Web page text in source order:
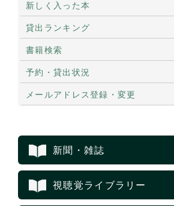
新しく入った本
貸出ランキング
書籍検索
予約・貸出状況
メールアドレス登録・変更
新聞・雑誌
視聴覚ライブラリー